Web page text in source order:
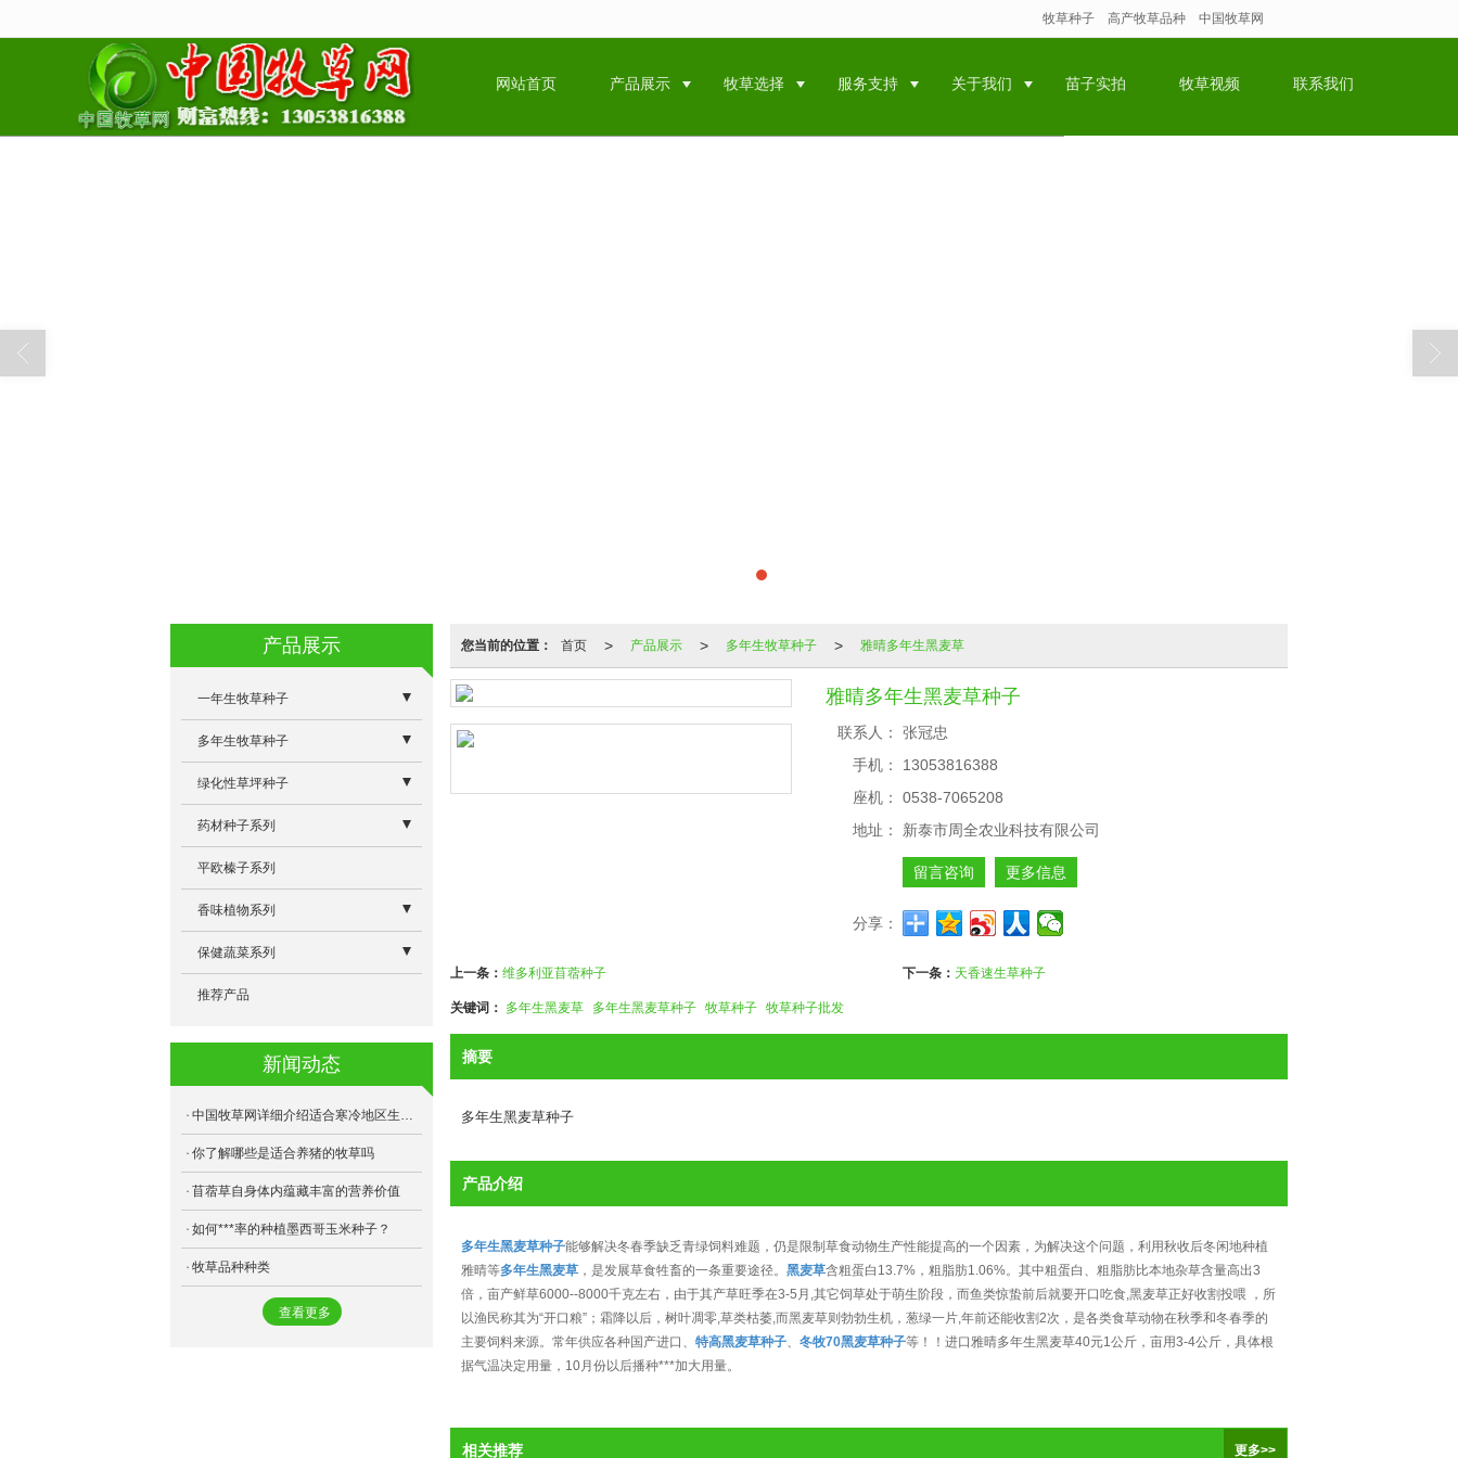
牧草种子 高产牧草品种 中国牧草网
网站首页 产品展示 牧草选择 服务支持 关于我们 苗子实拍 牧草视频 联系我们
您当前的位置： 首页 > 产品展示 > 多年生牧草种子 > 雅晴多年生黑麦草
雅晴多年生黑麦草种子
联系人：
张冠忠
手机：
13053816388
座机：
0538-7065208
地址：
新泰市周全农业科技有限公司
留言咨询 更多信息
分享：
上一条： 维多利亚苜蓿种子 下一条： 天香速生草种子
关键词： 多年生黑麦草 多年生黑麦草种子 牧草种子 牧草种子批发
摘要
多年生黑麦草种子
产品介绍
多年生黑麦草种子能够解决冬春季缺乏青绿饲料难题，仍是限制草食动物生产性能提高的一个因素，为解决这个问题，利用秋收后冬闲地种植
雅晴等多年生黑麦草，是发展草食牲畜的一条重要途径。 黑麦草含粗蛋白13.7%，粗脂肪1.06%。其中粗蛋白、粗脂肪比本地杂草含量高出3
倍，亩产鲜草6000--8000千克左右，由于其产草旺季在3-5月,其它饲草处于萌生阶段，而鱼类惊蛰前后就要开口吃食,黑麦草正好收割投喂 ，所
以渔民称其为“开口粮”；霜降以后，树叶凋零,草类枯萎,而黑麦草则勃勃生机，葱绿一片,年前还能收割2次，是各类食草动物在秋季和冬春季的
主要饲料来源。常年供应各种国产进口、 特高黑麦草种子、 冬牧70黑麦草种子等！！进口雅晴多年生黑麦草40元1公斤，亩用3-4公斤，具体根
据气温决定用量，10月份以后播种***加大用量。
相关推荐 更多>>
产品展示
一年生牧草种子
- 蛋白桑
- 特高四倍体黑麦草
- 墨西哥玉米草优12
- 冬牧70黑麦草
- 朝牧一号稗子
- 籽粒苋R104
- F75高丹草
- 健宝牧草
- 苏丹草
- 甜高粱
- 狼尾草
- 籽粒苋
- 苦荬菜
多年生牧草种子
- 牧草专用除草剂系列
- 意大利多年生黑麦草
- 雅晴多年生黑麦草
- 维多利亚苜蓿
- 奥利维亚菊苣
- 多年生黑麦草
- 天香速生草
- 金皇后苜蓿
- 三得利苜蓿
- 将军菊苣
- 桂牧一号
- 美国王草
- 阔叶菊苣
绿化性草坪种子
- 景观型狼尾草
- 白三叶
- 高羊茅
- 早熟禾
药材种子系列
- 板蓝根除草剂
- 板蓝根大青叶
平欧榛子系列
香味植物系列
- 驱蚊草
- 跳舞草
保健蔬菜系列
- 芽球菊苣
推荐产品
新闻动态
中国牧草网详细介绍适合寒冷地区生产的牧草有哪些
你了解哪些是适合养猪的牧草吗
苜蓿草自身体内蕴藏丰富的营养价值
如何***率的种植墨西哥玉米种子？
牧草品种种类
查看更多